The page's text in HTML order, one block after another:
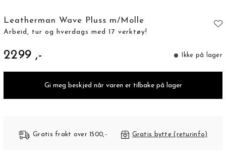
Leatherman Wave Pluss m/Molle
Arbeid, tur og hverdags med 17 verktøy!
2299 ,- Ikke på lager
Gi meg beskjed når varen er tilbake på lager
Gratis frakt over 1500,- Gratis bytte (returinfo)